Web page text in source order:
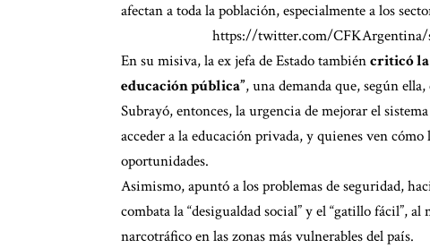
afectan a toda la población, especialmente a los
https://twitter.com/CFKArgentina/
En su misiva, la ex jefa de Estado tambiéncriticó la
educación pública”, una demanda que, según
Subrayó, entonces, la urgencia de mejorar el
acceder a la educación privada, y quienes ven
oportunidades.
Asimismo, apuntó a los problemas de seguridad,
combata la “desigualdad social” y el “gatillo fácil”,
narcotráfico en las zonas más vulnerables del país.